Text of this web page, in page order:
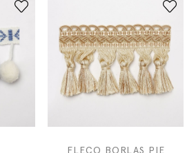
FLECO BORLAS PIE